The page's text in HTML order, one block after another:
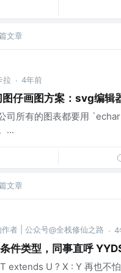
文章
拉 · 4年前
图仔画图方案：svg编辑
司所有的图表都要用
...
文章
者 | 公众号@全栈修仙之路 · 4
件类型，同事直呼
extends U ? X : Y 再也不